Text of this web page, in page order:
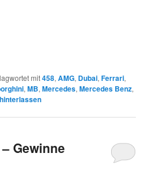
mit458,AMG, Dubai,Ferrari,
,MB,Mercedes,Mercedes Benz,
Gewinne